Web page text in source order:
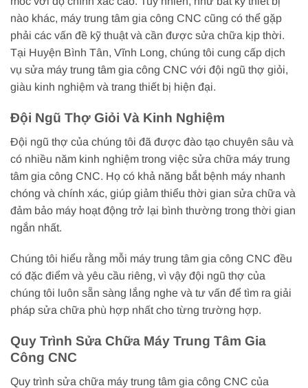
nào khác, máy trung tâm gia công CNC cũng có thể gặp
phải các vấn đề kỹ thuật và cần được sửa chữa kịp thời.
Tại Huyện Bình Tân, Vĩnh Long, chúng tôi cung cấp dịch
vụ sửa máy trung tâm gia công CNC với đội ngũ thợ giỏi,
giàu kinh nghiệm và trang thiết bị hiện đại.
Đội Ngũ Thợ Giỏi Và Kinh Nghiệm
Đội ngũ thợ của chúng tôi đã được đào tạo chuyên sâu và
có nhiều năm kinh nghiệm trong việc sửa chữa máy trung
tâm gia công CNC. Họ có khả năng bắt bệnh máy nhanh
chóng và chính xác, giúp giảm thiểu thời gian sửa chữa và
đảm bảo máy hoạt động trở lại bình thường trong thời gian
ngắn nhất.
Chúng tôi hiểu rằng mỗi máy trung tâm gia công CNC đều
có đặc điểm và yêu cầu riêng, vì vậy đội ngũ thợ của
chúng tôi luôn sẵn sàng lắng nghe và tư vấn để tìm ra giải
pháp sửa chữa phù hợp nhất cho từng trường hợp.
Quy Trình Sửa Chữa Máy Trung Tâm Gia
Công CNC
Quy trình sửa chữa máy trung tâm gia công CNC của